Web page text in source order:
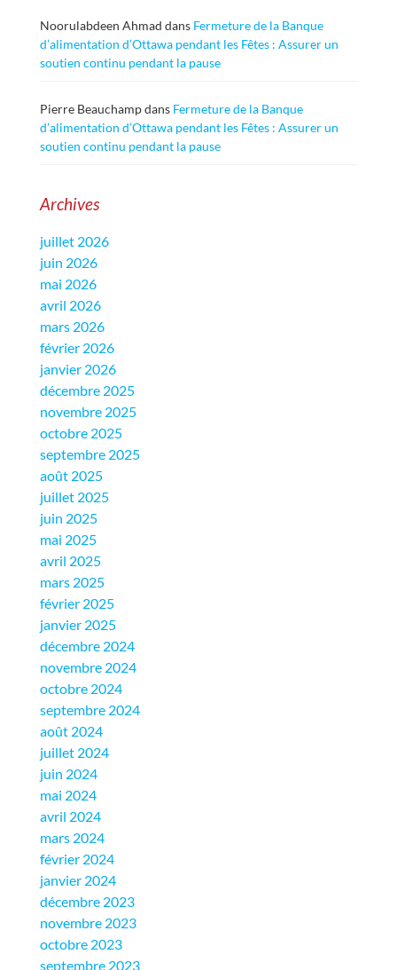
Noorulabdeen Ahmad dans Fermeture de la Banque
d’alimentation d’Ottawa pendant les Fêtes : Assurer un
soutien continu pendant la pause
Pierre Beauchampdans Fermeture de la Banque
d’alimentation d’Ottawa pendant les Fêtes : Assurer un
soutien continu pendant la pause
Archives
juillet 2026
juin 2026
mai 2026
avril 2026
mars 2026
février 2026
janvier 2026
décembre 2025
novembre 2025
octobre 2025
septembre 2025
août 2025
juillet 2025
juin 2025
mai 2025
avril 2025
mars 2025
février 2025
janvier 2025
décembre 2024
novembre 2024
octobre 2024
septembre 2024
août 2024
juillet 2024
juin 2024
mai 2024
avril 2024
mars 2024
février 2024
janvier 2024
décembre 2023
novembre 2023
octobre 2023
septembre 2023